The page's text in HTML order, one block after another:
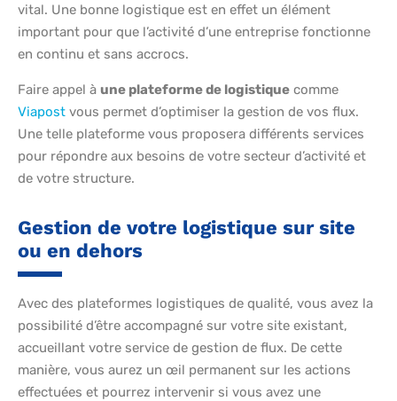
vital. Une bonne logistique est en effet un élément
important pour que l’activité d’une entreprise fonctionne
en continu et sans accrocs.
Faire appel à une plateforme de logistique comme
Viapost vous permet d’optimiser la gestion de vos flux.
Une telle plateforme vous proposera différents services
pour répondre aux besoins de votre secteur d’activité et
de votre structure.
Gestion de votre logistique sur site
ou en dehors
Avec des plateformes logistiques de qualité, vous avez la
possibilité d’être accompagné sur votre site existant,
accueillant votre service de gestion de flux. De cette
manière, vous aurez un œil permanent sur les actions
effectuées et pourrez intervenir si vous avez une